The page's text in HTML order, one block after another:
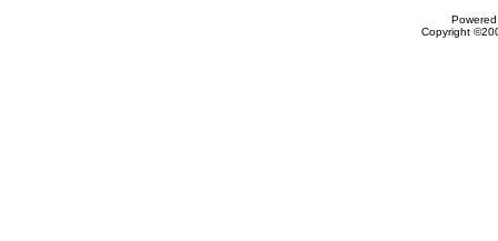
Copyright